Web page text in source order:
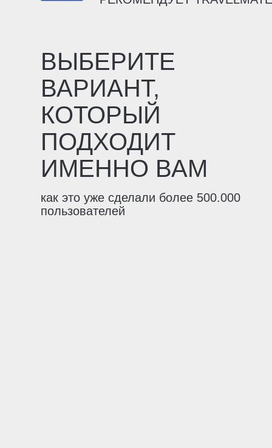
ВЫБЕРИТЕ
ВАРИАНТ,
КОТОРЫЙ
ПОДХОДИТ
ИМЕННО ВАМ
как это уже сделали более 500.000
пользователей